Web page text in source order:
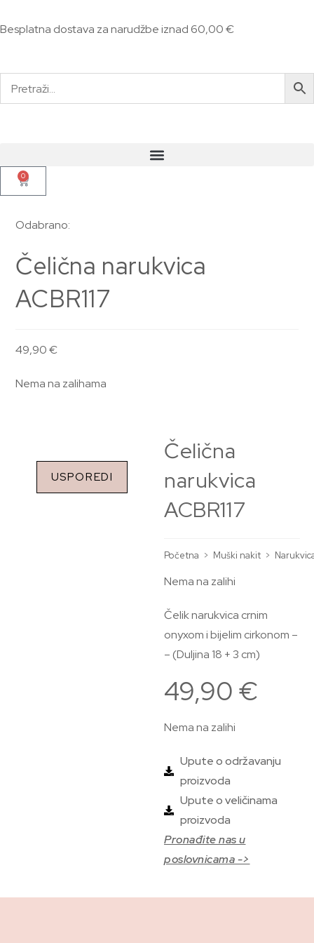
Besplatna dostava za narudžbe iznad 60,00 €
0
Odabrano:
Čelična narukvica
ACBR117
49,90€
Nema na zalihama
USPOREDI
Čelična
narukvica
ACBR117
Početna > Muški nakit >
Nema na zalihi
Čelik narukvica crnim
onyxom i bijelim cirkonom –
– (Duljina 18 + 3 cm)
49,90 €
Nema na zalihi
Upute o održavanju
proizvoda
Upute o veličinama
proizvoda
Pronađite nas u
poslovnicama ->